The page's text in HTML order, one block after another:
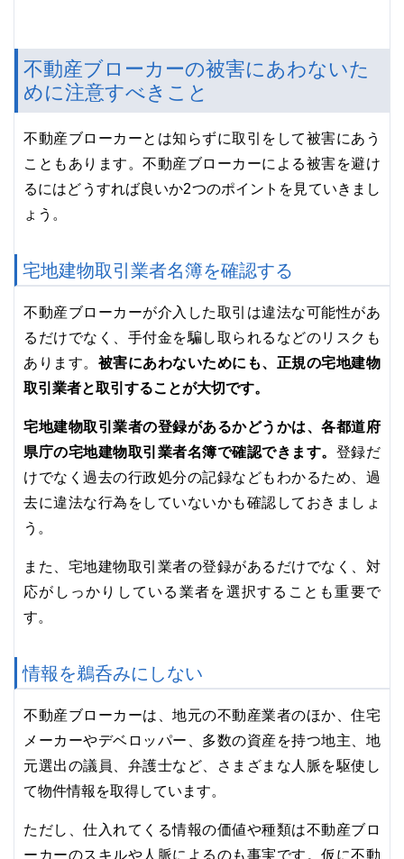
不動産ブローカーの被害にあわないた
めに注意すべきこと
不動産ブローカーとは知らずに取引をして被害にあう
こともあります。不動産ブローカーによる被害を避け
るにはどうすれば良いか2つのポイントを見ていきまし
ょう。
宅地建物取引業者名簿を確認する
不動産ブローカーが介入した取引は違法な可能性があ
るだけでなく、手付金を騙し取られるなどのリスクも
あります。 被害にあわないためにも、正規の宅地建物
取引業者と取引することが大切です。
宅地建物取引業者の登録があるかどうかは、各都道府
県庁の宅地建物取引業者名簿で確認できます。 登録だ
けでなく過去の行政処分の記録などもわかるため、過
去に違法な行為をしていないかも確認しておきましょ
う。
また、宅地建物取引業者の登録があるだけでなく、対
応がしっかりしている業者を選択することも重要で
す。
情報を鵜呑みにしない
不動産ブローカーは、地元の不動産業者のほか、住宅
メーカーやデベロッパー、多数の資産を持つ地主、地
元選出の議員、弁護士など、さまざまな人脈を駆使し
て物件情報を取得しています。
ただし、仕入れてくる情報の価値や種類は不動産ブロ
ーカーのスキルや人脈によるのも事実です。仮に不動